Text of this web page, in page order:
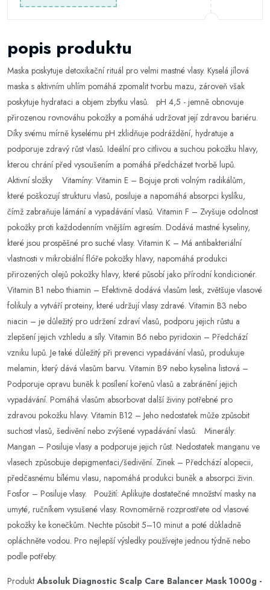
popis produktu
Maska poskytuje detoxikační rituál pro velmi mastné vlasy. Kyselá jílová
maska s aktivním uhlím pomáhá zpomalit tvorbu mazu, zároveň však
poskytuje hydrataci a objem zbytku vlasů. pH 4,5 - jemně obnovuje
přirozenou rovnováhu pokožky a pomáhá udržovat její zdravou bariéru.
Díky svému mírně kyselému pH zklidňuje podráždění, hydratuje a
podporuje zdravý růst vlasů. Ideální pro citlivou a suchou pokožku hlavy,
kterou chrání před vysoušením a pomáhá předcházet tvorbě lupů.
Aktivní složky Vitamíny: Vitamin E – Bojuje proti volným radikálům,
které poškozují strukturu vlasů, posiluje a napomáhá absorpci kyslíku,
čímž zabraňuje lámání a vypadávání vlasů. Vitamin F – Zvyšuje odolnost
pokožky proti každodenním vnějším agresím. Dodává mastné kyseliny,
které jsou prospěšné pro suché vlasy. Vitamin K – Má antibakteriální
vlastnosti v mikrobiální flóře pokožky hlavy, napomáhá produkci
přirozených olejů pokožky hlavy, které působí jako přírodní kondicionér.
Vitamin B1 nebo thiamin – Efektivně dodává vlasům lesk, zvětšuje vlasové
folikuly a vytváří proteiny, které udržují vlasy zdravé. Vitamin B3 nebo
niacin – je důležitý pro udržení zdraví vlasů, podporu jejich růstu a
zlepšení jejich vzhledu a síly. Vitamin B6 nebo pyridoxin – Předchází
vzniku lupů. Je také důležitý při prevenci vypadávání vlasů, produkuje
melamin, který dává vlasům barvu. Vitamin B9 nebo kyselina listová –
Podporuje opravu buněk k posílení kořenů vlasů a zabránění jejich
vypadávání. Pomáhá vlasům absorbovat další živiny potřebné pro
zdravou pokožku hlavy. Vitamin B12 – Jeho nedostatek může způsobit
suchost vlasů, šedivění nebo zvýšené vypadávání vlasů. Minerály:
Mangan – Posiluje vlasy a podporuje jejich růst. Nedostatek manganu ve
vlasech způsobuje depigmentaci/šedivění. Zinek – Předchází alopecii,
předčasnému bílému vlasu, napomáhá produkci buněk a absorpci živin.
Fosfor – Posiluje vlasy. Použití: Aplikujte dostatečné množství masky na
umyté, ručníkem vysušené vlasy. Rovnoměrně rozprostřete od vlasové
pokožky ke konečkům. Nechte působit 5–10 minut a poté důkladně
opláchněte vodou. Pro nejlepší výsledky používejte jednou týdně nebo
podle potřeby.
Produkt Absoluk Diagnostic Scalp Care Balancer Mask 1000g -